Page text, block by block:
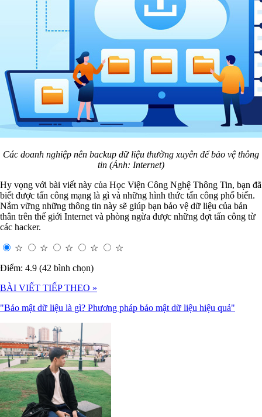
Các doanh nghiệp nên backup dữ liệu thường xuyên để bảo vệ thông
tin (Ảnh: Internet)
Hy vọng với bài viết này của Học Viện Công Nghệ Thông Tin, bạn đã
biết được tấn công mạng là gì và những hình thức tấn công phổ biến.
Nắm vững những thông tin này sẽ giúp bạn bảo vệ dữ liệu của bản
thân trên thế giới Internet và phòng ngừa được những đợt tấn công từ
các hacker.
☆ ☆ ☆ ☆
☆
Điểm: 4.9 (42 bình chọn)
BÀI VIẾT TIẾP THEO »
"Bảo mật dữ liệu là gì? Phương pháp bảo mật dữ liệu hiệu quả"